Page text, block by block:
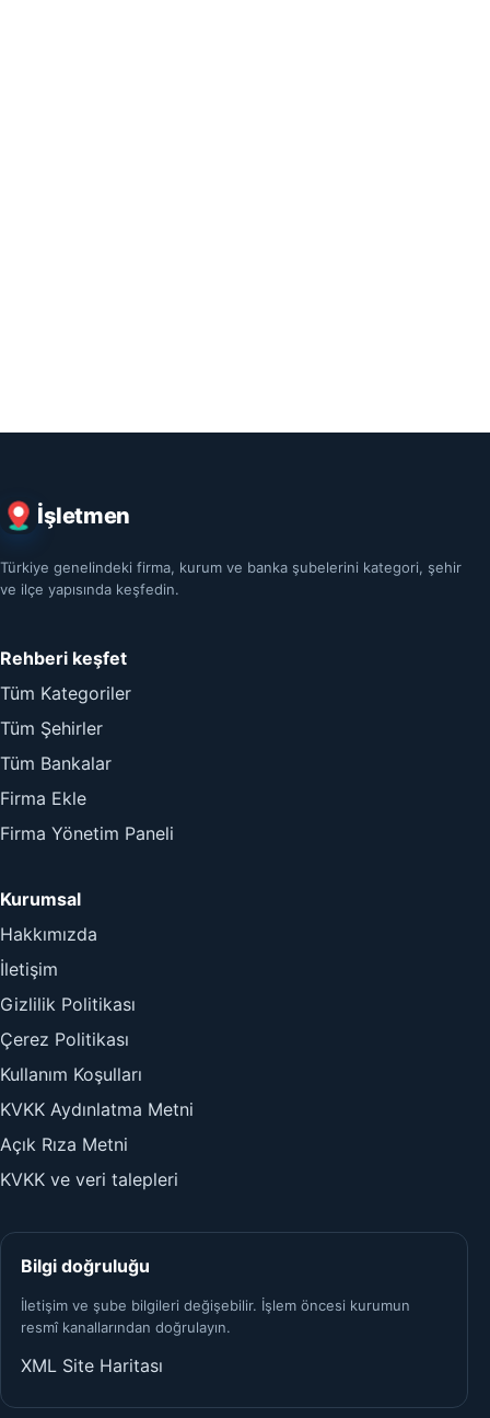
İşletmen
Türkiye genelindeki firma, kurum ve banka şubelerini kategori, şehir
ve ilçe yapısında keşfedin.
Rehberi keşfet
Tüm Kategoriler
Tüm Şehirler
Tüm Bankalar
Firma Ekle
Firma Yönetim Paneli
Kurumsal
Hakkımızda
İletişim
Gizlilik Politikası
Çerez Politikası
Kullanım Koşulları
KVKK Aydınlatma Metni
Açık Rıza Metni
KVKK ve veri talepleri
Bilgi doğruluğu
İletişim ve şube bilgileri değişebilir. İşlem öncesi kurumun
resmî kanallarından doğrulayın.
XML Site Haritası